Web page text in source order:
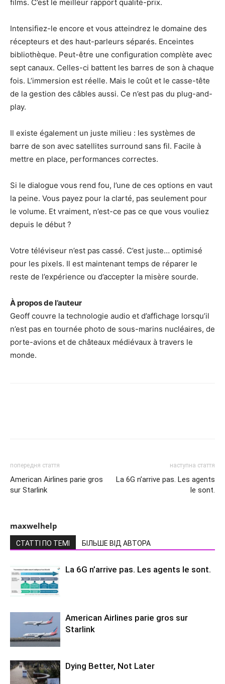
films. C’est le meilleur rapport qualité-prix.
Intensifiez-le encore et vous atteindrez le domaine des
récepteurs et des haut-parleurs séparés. Enceintes
bibliothèque. Peut-être une configuration complète avec
sept canaux. Celles-ci battent les barres de son à chaque
fois. L’immersion est réelle. Mais le coût et le casse-tête
de la gestion des câbles aussi. Ce n’est pas du plug-and-
play.
Il existe également un juste milieu : les systèmes de
barre de son avec satellites surround sans fil. Facile à
mettre en place, performances correctes.
Si le dialogue vous rend fou, l’une de ces options en vaut
la peine. Vous payez pour la clarté, pas seulement pour
le volume. Et vraiment, n’est-ce pas ce que vous vouliez
depuis le début ?
Votre téléviseur n’est pas cassé. C’est juste… optimisé
pour les pixels. Il est maintenant temps de réparer le
reste de l’expérience ou d’accepter la misère sourde.
À propos de l’auteur
Geoff couvre la technologie audio et d’affichage lorsqu’il
n’est pas en tournée photo de sous-marins nucléaires, de
porte-avions et de châteaux médiévaux à travers le
monde.
попередня стаття
American Airlines parie gros
sur Starlink
наступна стаття
La 6G n’arrive pas. Les agents
le sont.
maxwelhelp
СТАТТІ ПО ТЕМІ БІЛЬШЕ ВІД АВТОРА
La 6G n’arrive pas. Les agents le sont.
American Airlines parie gros sur
Starlink
Dying Better, Not Later